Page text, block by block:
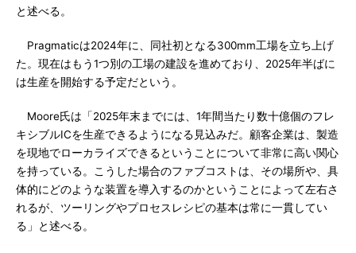
と述べる。
Pragmaticは2024年に、同社初となる300mm工場を立ち上げ
た。現在はもう1つ別の工場の建設を進めており、2025年半ばに
は生産を開始する予定だという。
Moore氏は「2025年末までには、1年間当たり数十億個のフレ
キシブルICを生産できるようになる見込みだ。顧客企業は、製造
を現地でローカライズできるということについて非常に高い関心
を持っている。こうした場合のファブコストは、その場所や、具
体的にどのような装置を導入するのかということによって左右さ
れるが、ツーリングやプロセスレシピの基本は常に一貫してい
る」と述べる。